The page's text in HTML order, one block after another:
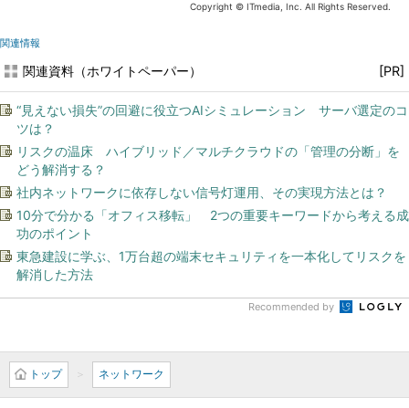
Copyright © ITmedia, Inc. All Rights Reserved.
関連情報
関連資料（ホワイトペーパー） [PR]
“見えない損失”の回避に役立つAIシミュレーション サーバ選定のコ
ツは？
リスクの温床 ハイブリッド／マルチクラウドの「管理の分断」を
どう解消する？
社内ネットワークに依存しない信号灯運用、その実現方法とは？
10分で分かる「オフィス移転」 2つの重要キーワードから考える成
功のポイント
東急建設に学ぶ、1万台超の端末セキュリティを一本化してリスクを
解消した方法
Recommended by
トップ ネットワーク